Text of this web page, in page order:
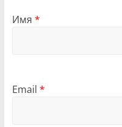
Имя *
Email *